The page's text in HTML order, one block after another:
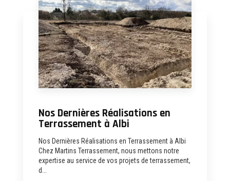
Nos Dernières Réalisations en
Terrassement à Albi
Nos Dernières Réalisations en Terrassement à Albi
Chez Martins Terrassement, nous mettons notre
expertise au service de vos projets de terrassement,
d...